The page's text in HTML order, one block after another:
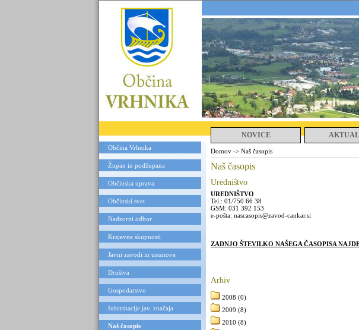
NOVICE
Občina Vrhnika
Župan in podžupana
Občinska uprava
Občinski svet
Nadzorni odbor
Krajevne skupnosti
Javni zavodi in ustanove
Društva
Gospodarstvo
Informacije jav. značaja
Naš časopis
Domov -> Naš časopis
Naš časopis
Uredništvo
UREDNIŠTVO
Tel.: 01/750 66 38
GSM: 031 392 153
e-pošta: nascasopis@zavod-cankar.si
ZADNJO ŠTEVILKO NAŠEGA ČASOPISA
Arhiv
2008 (0)
2009 (8)
2010 (8)